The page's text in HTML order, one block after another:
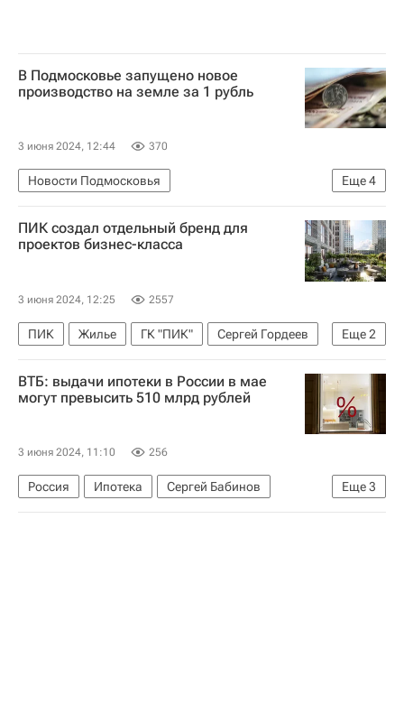
В Подмосковье запущено новое
производство на земле за 1 рубль
3 июня 2024, 12:44 370
Еще4
Новости Подмосковья
Московская область (Подмосковье)
Домодедово (аэропорт)
Строительство
ПИК создал отдельный бренд для
проектов бизнес-класса
3 июня 2024, 12:25 2557
Еще2
ПИК Жилье ГК "ПИК"
Сергей Гордеев
Строительство
Девелоперы
ВТБ: выдачи ипотеки в России в мае
могут превысить 510 млрд рублей
3 июня 2024, 11:10 256
Еще3
Россия Ипотека
Сергей Бабинов
Кредиты
Жилье Банки